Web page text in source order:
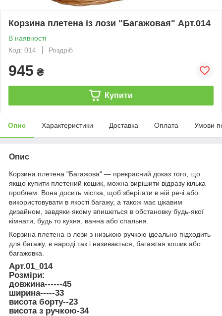
Корзина плетена із лози "Багажовая" Арт.014
В наявності
Код: 014
Роздріб
945 ₴
Купити
Опис Характеристики Доставка Оплата Умови
Опис
Корзина плетена "Багажова" — прекрасний доказ того, що
якщо купити плетений кошик, можна вирішити відразу кілька
проблем. Вона досить містка, щоб зберігати в ній речі або
використовувати в якості багажу, а також має цікавим
дизайном, завдяки якому впишеться в обстановку будь-якої
кімнати, будь то кухня, ванна або спальня.
Корзина плетена із лози з низькою ручкою ідеально підходить
для багажу, в народі так і називається, багажгая кошик або
багажовка.
Арт.01_014
Розміри:
довжина------45
ширина-----33
висота борту--23
висота з ручкою-34